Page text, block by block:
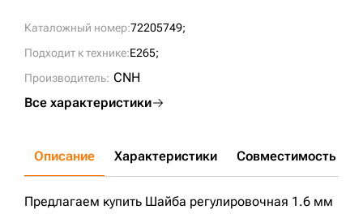
Каталожный номер:72205749;
Подходит к технике:E265;
Производитель: CNH
Все характеристики
Описание Характеристики Совместимость
Предлагаем купить Шайба регулировочная 1.6 мм